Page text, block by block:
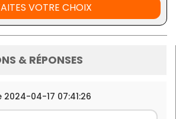
VOTRE CHOIX
& RÉPONSES
2024-04-17 07:41:26